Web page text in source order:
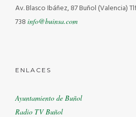
Av. Blasco Ibáñez, 87 Buñol (Valencia)
738 info@buinsa.com
ENLACES
Ayuntamiento de Buñol
Radio TV Buñol